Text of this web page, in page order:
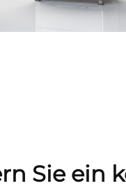
Sie ein